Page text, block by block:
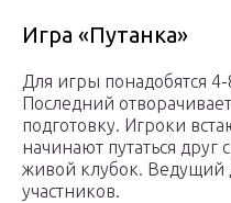
Игра «Путанка»
Для игры понадобятся
Последний
подготовку. Игроки
начинают путаться
живой клубок. Ведущий
участников.